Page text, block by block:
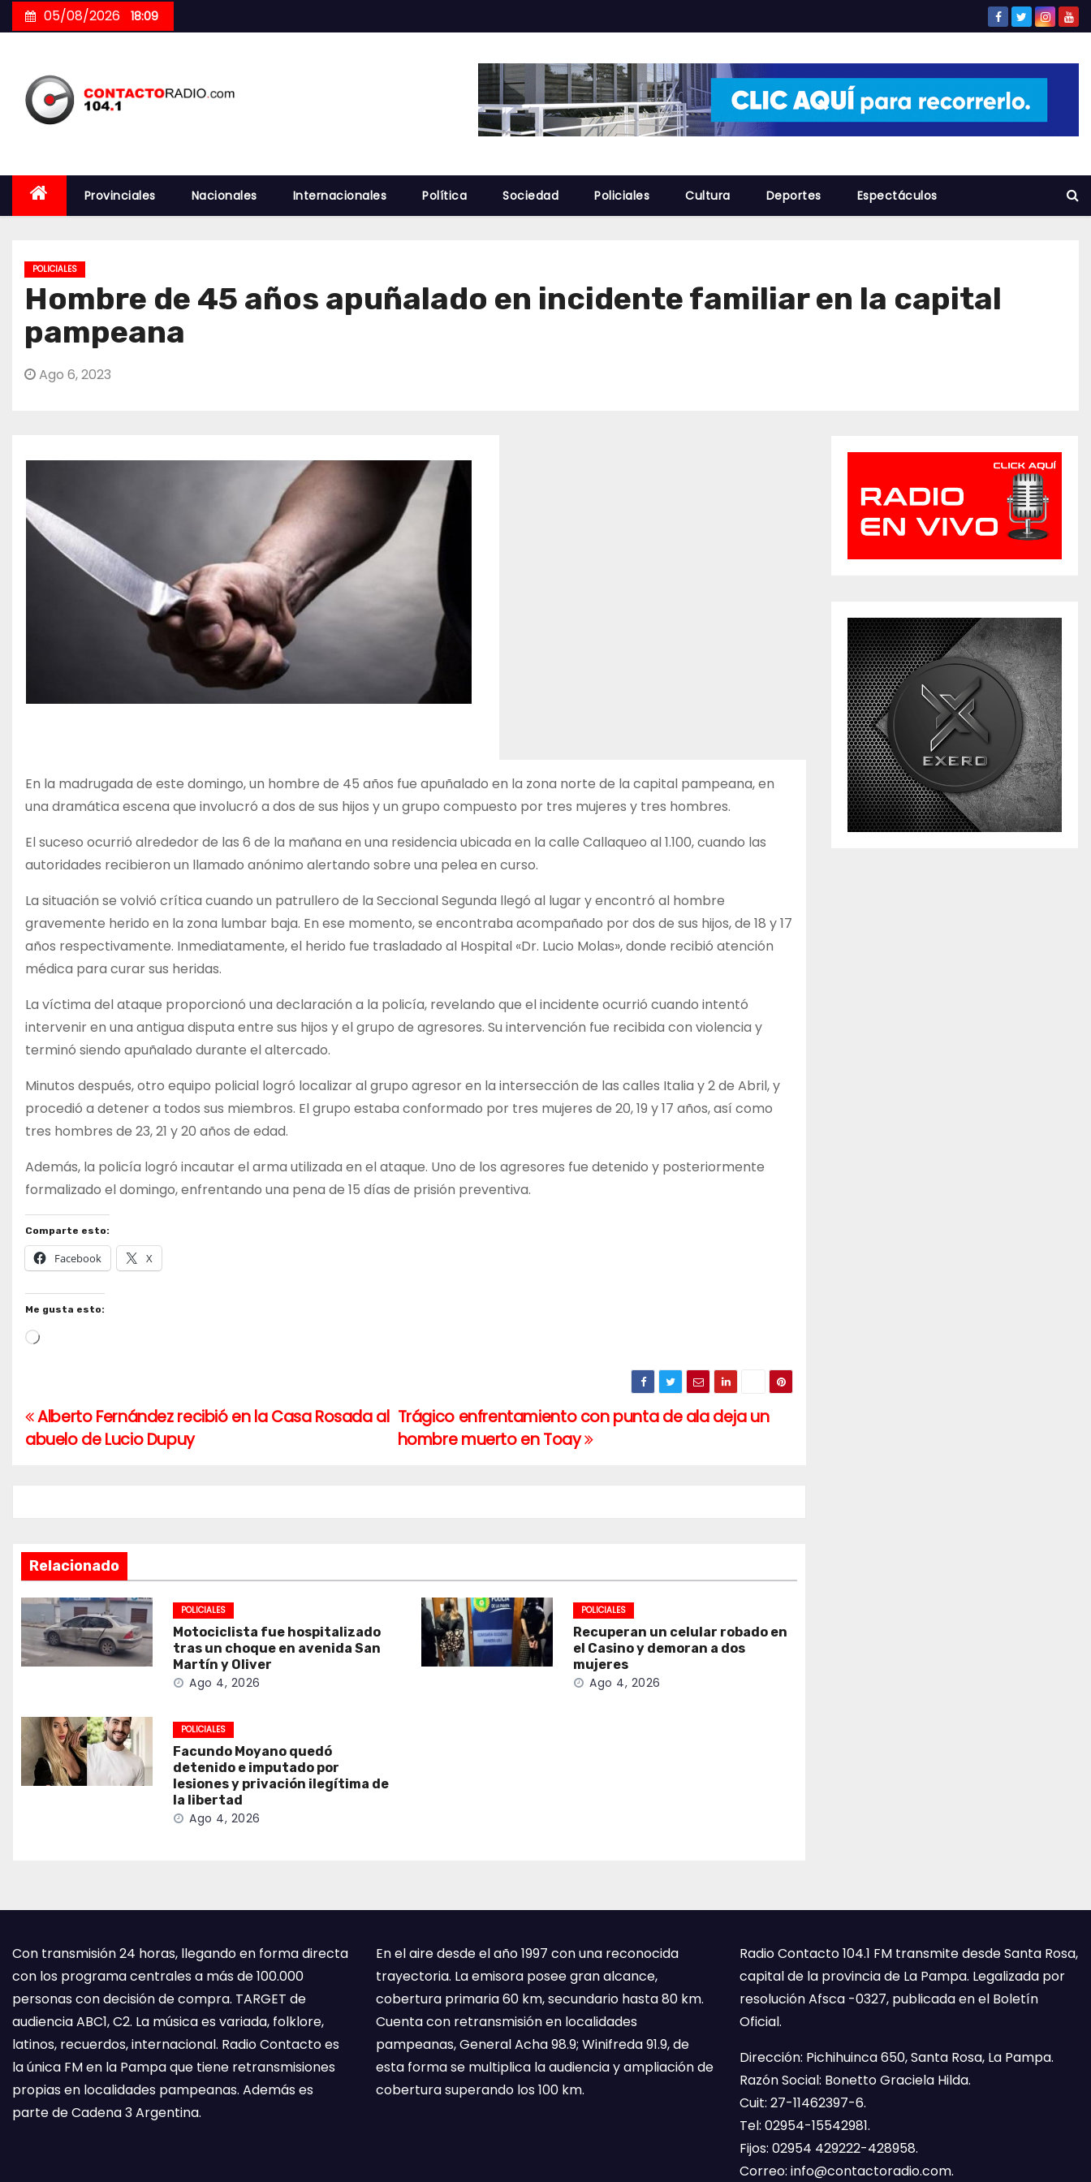
to
05/08/2026 18:09
Provinciales Nacionales Internacionales Política Sociedad Policiales Cultura Deportes Espectáculos
POLICIALES
Hombre de 45 años apuñalado en incidente familiar en la capital
pampeana
Ago 6, 2023
En la madrugada de este domingo, un hombre de 45 años fue apuñalado en la zona norte de la capital pampeana, en
una dramática escena que involucró a dos de sus hijos y un grupo compuesto por tres mujeres y tres hombres.
El suceso ocurrió alrededor de las 6 de la mañana en una residencia ubicada en la calle Callaqueo al 1.100, cuando las
autoridades recibieron un llamado anónimo alertando sobre una pelea en curso.
La situación se volvió crítica cuando un patrullero de la Seccional Segunda llegó al lugar y encontró al hombre
gravemente herido en la zona lumbar baja. En ese momento, se encontraba acompañado por dos de sus hijos, de 18 y 17
años respectivamente. Inmediatamente, el herido fue trasladado al Hospital «Dr. Lucio Molas», donde recibió atención
médica para curar sus heridas.
La víctima del ataque proporcionó una declaración a la policía, revelando que el incidente ocurrió cuando intentó
intervenir en una antigua disputa entre sus hijos y el grupo de agresores. Su intervención fue recibida con violencia y
terminó siendo apuñalado durante el altercado.
Minutos después, otro equipo policial logró localizar al grupo agresor en la intersección de las calles Italia y 2 de Abril, y
procedió a detener a todos sus miembros. El grupo estaba conformado por tres mujeres de 20, 19 y 17 años, así como
tres hombres de 23, 21 y 20 años de edad.
Además, la policía logró incautar el arma utilizada en el ataque. Uno de los agresores fue detenido y posteriormente
formalizado el domingo, enfrentando una pena de 15 días de prisión preventiva.
Comparte esto:
Facebook X
Me gusta esto:
Cargando...
Navegación
de
Trágico enfrentamiento con punta de ala deja un
hombre muerto en Toay
Alberto Fernández recibió en la Casa Rosada al
abuelo de Lucio Dupuy
Relacionado
POLICIALES
Motociclista fue hospitalizado
tras un choque en avenida San
Martín y Oliver
Ago 4, 2026
POLICIALES
Recuperan un celular robado en
el Casino y demoran a dos
mujeres
Ago 4, 2026
POLICIALES
Facundo Moyano quedó
detenido e imputado por
lesiones y privación ilegítima de
la libertad
Ago 4, 2026
Con transmisión 24 horas, llegando en forma directa
con los programa centrales a más de 100.000
personas con decisión de compra. TARGET de
audiencia ABC1, C2. La música es variada, folklore,
latinos, recuerdos, internacional. Radio Contacto es
la única FM en la Pampa que tiene retransmisiones
propias en localidades pampeanas. Además es
parte de Cadena 3 Argentina.
En el aire desde el año 1997 con una reconocida
trayectoria. La emisora posee gran alcance,
cobertura primaria 60 km, secundario hasta 80 km.
Cuenta con retransmisión en localidades
pampeanas, General Acha 98.9; Winifreda 91.9, de
esta forma se multiplica la audiencia y ampliación de
cobertura superando los 100 km.
Radio Contacto 104.1 FM transmite desde Santa Rosa,
capital de la provincia de La Pampa. Legalizada por
resolución Afsca -0327, publicada en el Boletín
Oficial.
Dirección: Pichihuinca 650, Santa Rosa, La Pampa.
Razón Social: Bonetto Graciela Hilda.
Cuit: 27-11462397-6.
Tel: 02954-15542981.
Fijos: 02954 429222-428958.
Correo: info@contactoradio.com.